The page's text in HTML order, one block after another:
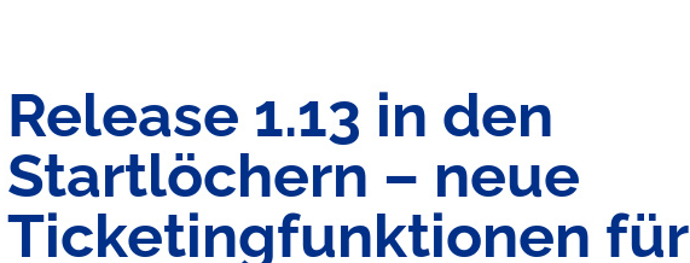
Release 1.13 in den
Startlöchern – neue
Ticketingfunktionen für